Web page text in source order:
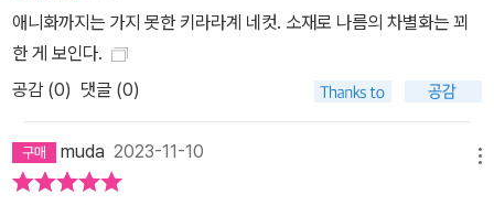
애니화까지는 가지 못한 키라라계 네컷. 소재로 나름의 차별화는 꾀
한 게 보인다.
공감 (0) 댓글 (0)
muda 2023-11-10